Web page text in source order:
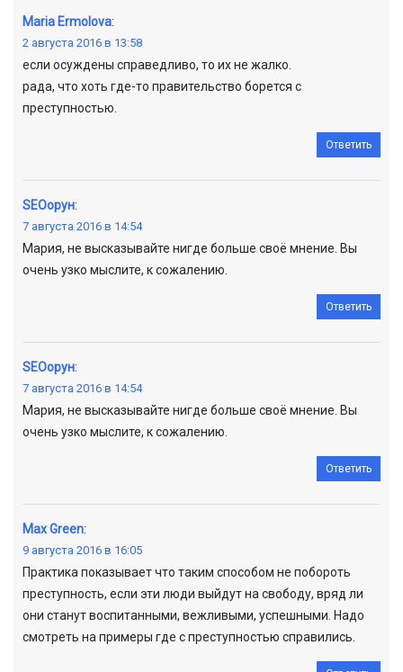
Maria Ermolova:
2 августа 2016 в 13:58
если осуждены справедливо, то их не жалко.
рада, что хоть где-то правительство борется с
преступностью.
Ответить
SEOорун:
7 августа 2016 в 14:54
Мария, не высказывайте нигде больше своё мнение. Вы
очень узко мыслите, к сожалению.
Ответить
SEOорун:
7 августа 2016 в 14:54
Мария, не высказывайте нигде больше своё мнение. Вы
очень узко мыслите, к сожалению.
Ответить
Max Green:
9 августа 2016 в 16:05
Практика показывает что таким способом не побороть
преступность, если эти люди выйдут на свободу, вряд ли
они станут воспитанными, вежливыми, успешными. Надо
смотреть на примеры где с преступностью справились.